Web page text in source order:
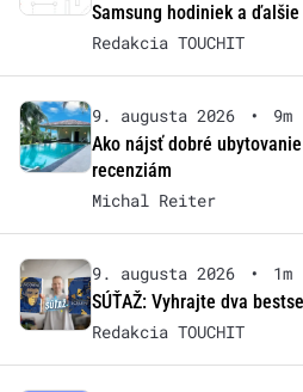
Samsung hodiniek a
Redakcia TOUCHIT
9. augusta 2026 •
9m
Ako nájsť dobré
recenziám
Michal Reiter
9. augusta 2026 •
1m
SÚŤAŽ: Vyhrajte dva
Redakcia TOUCHIT